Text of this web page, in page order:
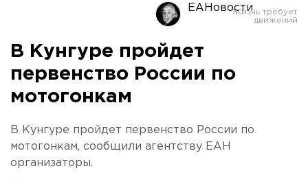
ЕАНовости
В Кунгуре пройдет
первенство России по
мотогонкам
В Кунгуре пройдет первенство России по
мотогонкам, сообщили агентству ЕАН
организаторы.